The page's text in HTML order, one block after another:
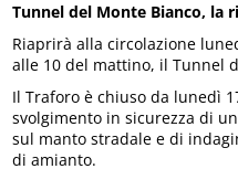
Tunnel del Monte Bianco, la
Riaprirà alla circolazione
alle 10 del mattino, il Tunnel
Il Traforo è chiuso da lunedì
svolgimento in sicurezza di
sul manto stradale e di
di amianto.